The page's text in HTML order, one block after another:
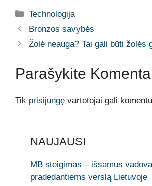
Kategorijos
Technologija
Bronzos savybės
Žolė neauga? Tai gali būti žolės
Parašykite
Tik prisijungę vartotojai gali
NAUJAUSI
MB steigimas – išsamus
pradedantiems verslą Lietuvoje